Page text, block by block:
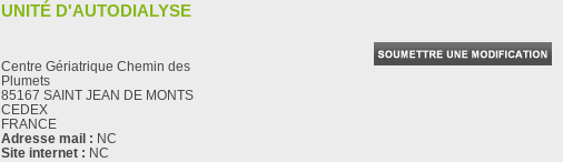
UNITÉ D'AUTODIALYSE
Centre Gériatrique Chemin des
Plumets
85167 SAINT JEAN DE MONTS
CEDEX
FRANCE
Adresse mail : NC
Site internet : NC